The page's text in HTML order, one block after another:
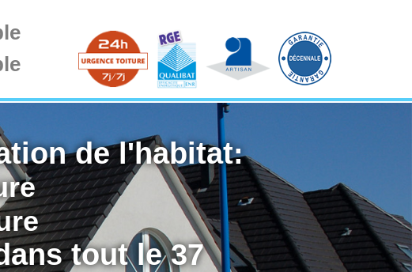
de l'habitat:
tout le 37